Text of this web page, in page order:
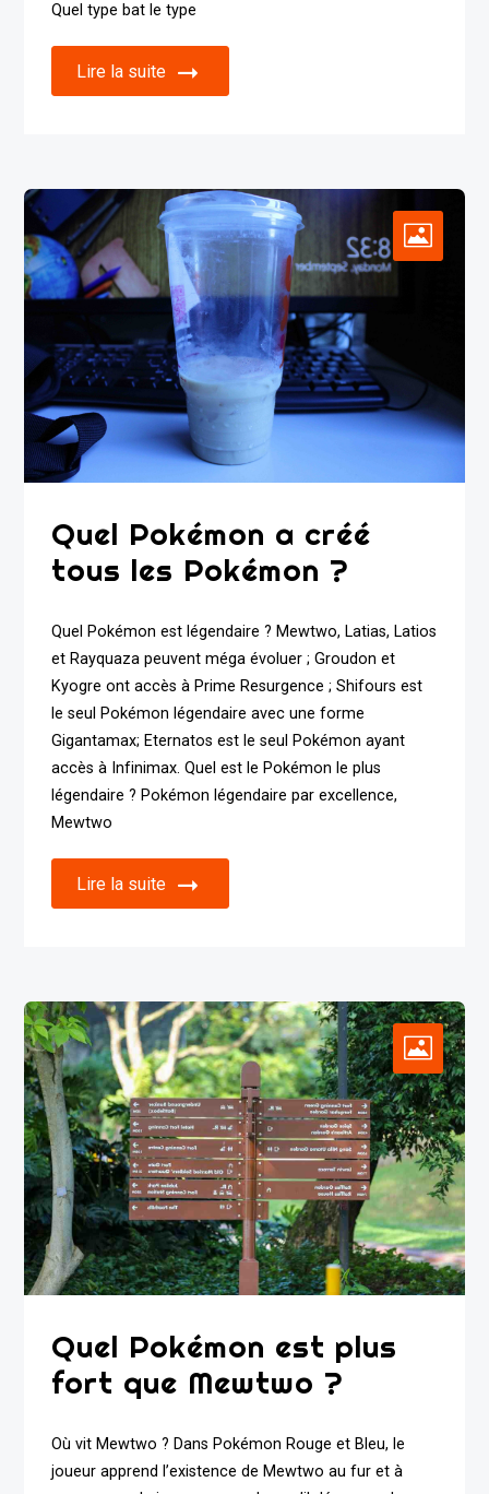
Quel type bat le type
Lire la suite
Quel Pokémon a créé
tous les Pokémon ?
Quel Pokémon est légendaire ? Mewtwo, Latias, Latios
et Rayquaza peuvent méga évoluer ; Groudon et
Kyogre ont accès à Prime Resurgence ; Shifours est
le seul Pokémon légendaire avec une forme
Gigantamax; Eternatos est le seul Pokémon ayant
accès à Infinimax. Quel est le Pokémon le plus
légendaire ? Pokémon légendaire par excellence,
Mewtwo
Lire la suite
Quel Pokémon est plus
fort que Mewtwo ?
Où vit Mewtwo ? Dans Pokémon Rouge et Bleu, le
joueur apprend l’existence de Mewtwo au fur et à